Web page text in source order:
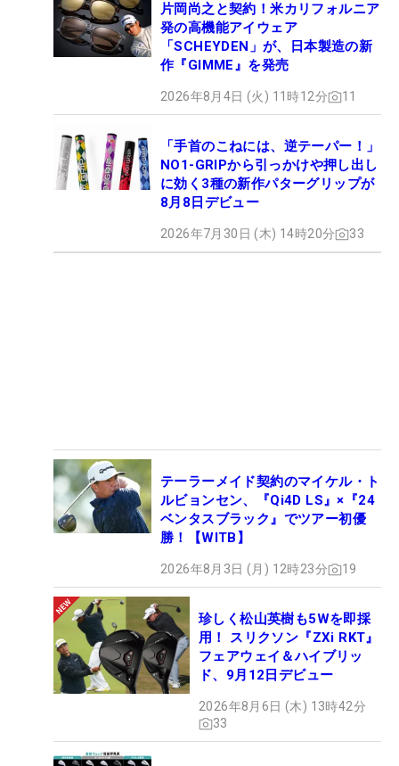
片岡尚之と契約！米カリフォルニア
発の高機能アイウェア
「SCHEYDEN」が、日本製造の新
作『GIMME』を発売
2026年8月4日 (火) 11時12分 11
「手首のこねには、逆テーパー！」
NO1-GRIPから引っかけや押し出し
に効く3種の新作パターグリップが
8月8日デビュー
2026年7月30日 (木) 14時20分 33
テーラーメイド契約のマイケル・ト
ルビョンセン、『Qi4D LS』×『24
ベンタスブラック』でツアー初優
勝！【WITB】
2026年8月3日 (月) 12時23分 19
珍しく松山英樹も5Wを即採
用！ スリクソン『ZXi RKT』
フェアウェイ＆ハイブリッ
ド、9月12日デビュー
2026年8月6日 (木) 13時42分
33